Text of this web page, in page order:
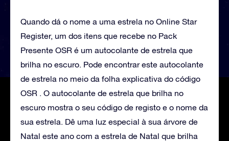
Quando dá o nome a uma estrela no Online Star
Register, um dos itens que recebe no Pack
Presente OSR é um autocolante de estrela que
brilha no escuro. Pode encontrar este autocolante
de estrela no meio da folha explicativa do código
OSR . O autocolante de estrela que brilha no
escuro mostra o seu código de registo e o nome da
sua estrela. Dê uma luz especial à sua árvore de
Natal este ano com a estrela de Natal que brilha